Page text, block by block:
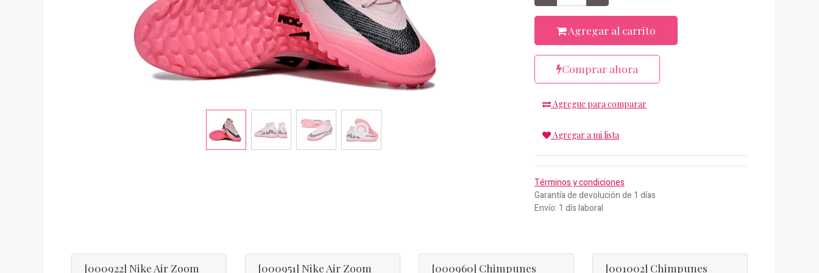
Agregar al carrito
Comprar ahora
Agregue para comparar
Agregar a mi lista
Términos y condiciones
Garantía de devolución de 1 días
Envío: 1 dís laboral
[000922] Nike Air Zoom [000951] Nike Air Zoom [000960] Chimpunes [001002] Chimpunes